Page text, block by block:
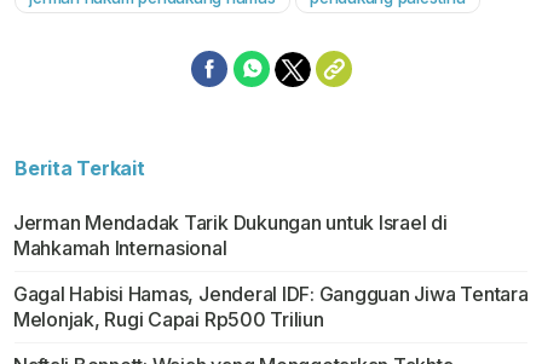
Berita Terkait
Jerman Mendadak Tarik Dukungan untuk Israel di
Mahkamah Internasional
Gagal Habisi Hamas, Jenderal IDF: Gangguan Jiwa Tentara
Melonjak, Rugi Capai Rp500 Triliun